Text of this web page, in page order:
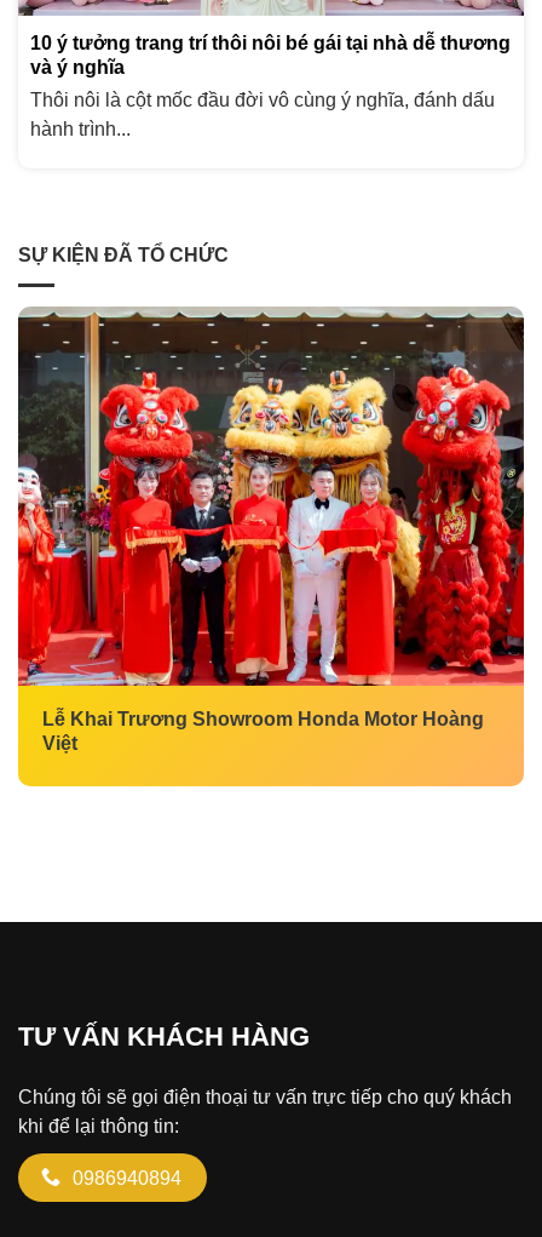
10 ý tưởng trang trí thôi nôi bé gái tại nhà dễ thương
và ý nghĩa
Thôi nôi là cột mốc đầu đời vô cùng ý nghĩa, đánh dấu
hành trình...
SỰ KIỆN ĐÃ TỔ CHỨC
Lễ Khai Trương Showroom Honda Motor Hoàng
Việt
TƯ VẤN KHÁCH HÀNG
Chúng tôi sẽ gọi điện thoại tư vấn trực tiếp cho quý khách
khi để lại thông tin:
0986940894